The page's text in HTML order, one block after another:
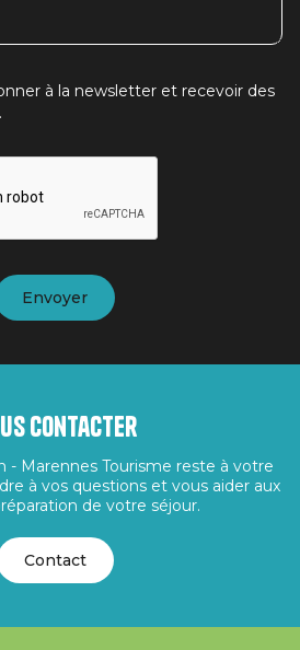
à la newsletter et recevoir des
contacter
- Marennes Tourisme reste à votre
à vos questions et vous aider aux
de votre séjour.
Contact